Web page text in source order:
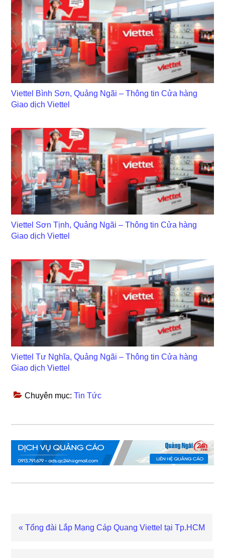
Viettel Bình Sơn, Quảng Ngãi – Thông tin Cửa hàng
Giao dịch Viettel
Viettel Sơn Tịnh, Quảng Ngãi – Thông tin Cửa hàng
Giao dịch Viettel
Viettel Tư Nghĩa, Quảng Ngãi – Thông tin Cửa hàng
Giao dịch Viettel
Chuyên mục:Tin Tức
Bài
« Tổng đài Lắp Mạng Cáp Quang Viettel tại Tp.HCM